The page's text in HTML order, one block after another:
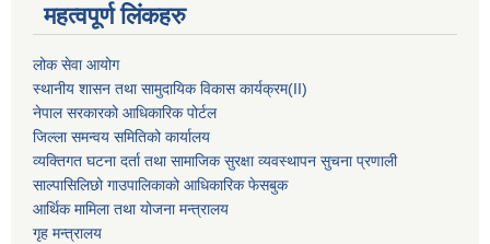
महत्वपूर्ण लिंकहरु
लोक सेवा आयोग
स्थानीय शासन तथा सामुदायिक विकास कार्यक्रम(II)
नेपाल सरकारको आधिकारिक पोर्टल
जिल्ला समन्वय समितिको कार्यालय
व्यक्तिगत घटना दर्ता तथा सामाजिक सुरक्षा व्यवस्थापन सुचना प्रणाली
साल्पासिलिछो गाउपालिकाको आधिकारिक फेसबुक
आर्थिक मामिला तथा योजना मन्त्रालय
गृह मन्त्रालय